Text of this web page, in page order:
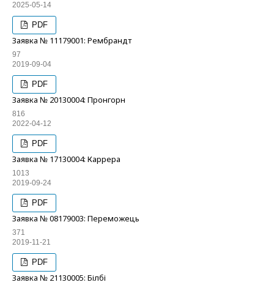
2025-05-14
PDF
Заявка № 11179001: Рембрандт
97
2019-09-04
PDF
Заявка № 20130004: Пронгорн
816
2022-04-12
PDF
Заявка № 17130004: Каррера
1013
2019-09-24
PDF
Заявка № 08179003: Переможець
371
2019-11-21
PDF
Заявка № 21130005: Білбі